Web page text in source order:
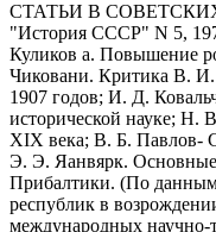
СТАТЬИ В
"История СССР" N 5,
Куликов а. Повышение
Чиковани. Критика В. И.
1907 годов; И. Д.
исторической науке; Н.
XIX века; В. Б. Павлов-
Э. Э. Яанвярк. Основные
Прибалтики. (По данным
республик в
международных научно-